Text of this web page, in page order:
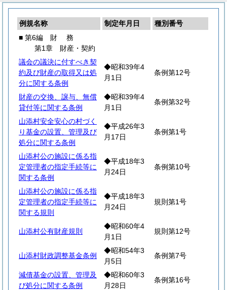
例規名称 制定年月日
種別番号
■ 第6編 財 務
第1章 財産・契約
議会の議決に付すべき契
約及び財産の取得又は処
分に関する条例
◆昭和39年4
月1日
条例第12号
財産の交換、譲与、無償
貸付等に関する条例
◆昭和39年4
月1日
条例第32号
山添村安全安心の村づく
り基金の設置、管理及び
処分に関する条例
◆平成26年3
月17日
条例第1号
山添村公の施設に係る指
定管理者の指定手続等に
関する条例
◆平成18年3
月24日
条例第10号
山添村公の施設に係る指
定管理者の指定手続等に
関する規則
◆平成18年3
月24日
規則第1号
山添村公有財産規則
◆昭和60年4
月1日
規則第12号
山添村財政調整基金条例
◆昭和54年3
月5日
条例第7号
減債基金の設置、管理及
び処分に関する条例
◆昭和60年3
月28日
条例第16号